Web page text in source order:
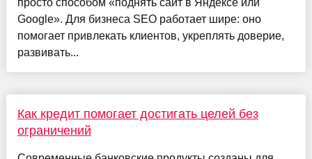
просто способом «поднять сайт в Яндексе или
Google». Для бизнеса SEO работает шире: оно
помогает привлекать клиентов, укреплять доверие,
развивать...
Как кредит помогает достигать целей без
ограничений